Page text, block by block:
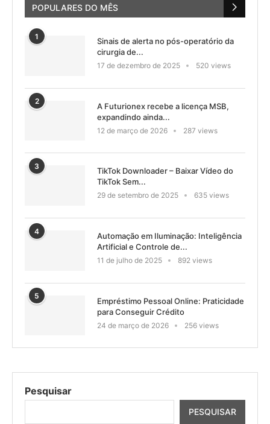
POPULARES DO MÊS
1
Sinais de alerta no pós-operatório da
cirurgia de...
17 de dezembro de 2025 520 views
2
A Futurionex recebe a licença MSB,
expandindo ainda...
12 de março de 2026 287 views
3
TikTok Downloader – Baixar Vídeo do
TikTok Sem...
29 de setembro de 2025 635 views
4
Automação em Iluminação: Inteligência
Artificial e Controle de...
11 de julho de 2025 892 views
5
Empréstimo Pessoal Online: Praticidade
para Conseguir Crédito
24 de março de 2026 256 views
Pesquisar
PESQUISAR